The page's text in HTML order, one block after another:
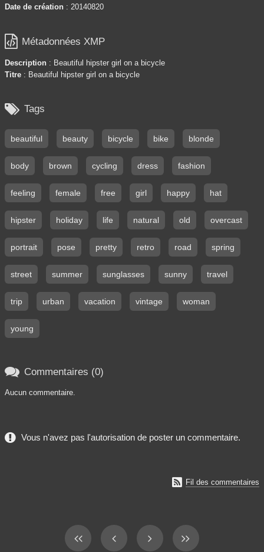
Date de création : 20140820
 Métadonnées XMP
Description : Beautiful hipster girl on a bicycle
Titre : Beautiful hipster girl on a bicycle
 Tags
beautiful beauty bicycle bike blonde
body brown cycling dress fashion
feeling female free girl happy hat
hipster holiday life natural old overcast
portrait pose pretty retro road spring
street summer sunglasses sunny travel
trip urban vacation vintage woman
young
 Commentaires (0)
Aucun commentaire.
Vous n'avez pas l'autorisation de poster un commentaire.
 Fil des commentaires